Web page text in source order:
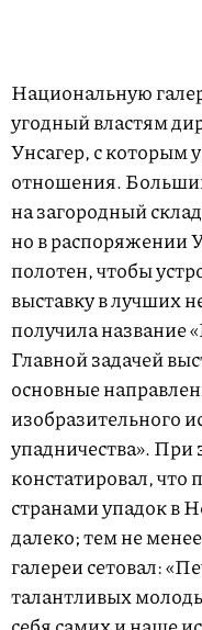
Национальную
угодный властям
Унсагер, с которым
отношения.
на загородный
но в распоряжении
полотен, чтобы
выставку в лучших
получила название
Главной задачей
основные
изобразительного
упадничества». При
констатировал, что
странами упадок в
далеко; тем не
галереи сетовал:
талантливых